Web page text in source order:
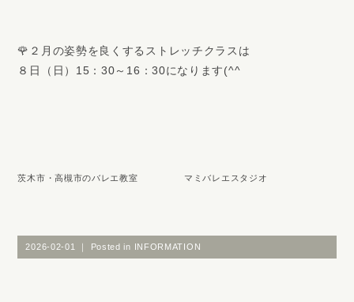
🌹２月の姿勢を良くするストレッチクラスは
８日（日）15：30～16：30になります(^^
茨木市・高槻市のバレエ教室 マミバレエスタジオ
2026-02-01 ｜ Posted in INFORMATION